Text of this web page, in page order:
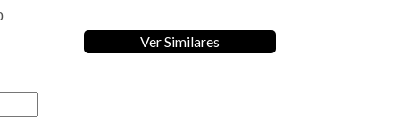
Ver Similares